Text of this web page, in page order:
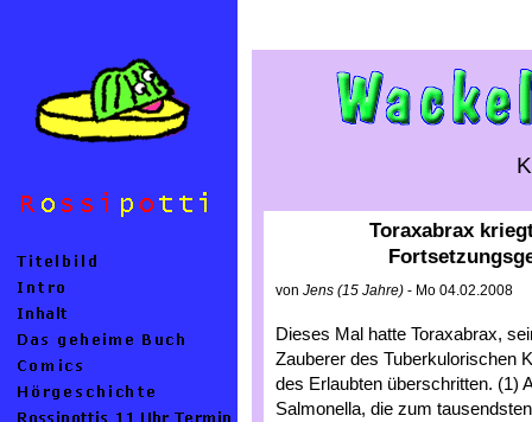
Toraxabrax
von Jens (15 Jahre) - Mo 04.02.2008
Dieses Mal hatte Toraxabrax,
Zauberer des Tuberkulorischen
des Erlaubten überschritten. (1)
Salmonella, die zum